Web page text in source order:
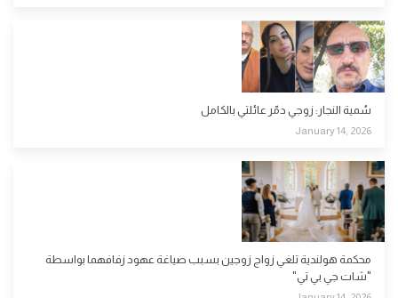
سُمية النجار: زوجي دمّر عائلتي بالكامل
January 14, 2026
محكمة هولندية تلغي زواج زوجين بسبب صياغة عهود زفافهما بواسطة
"شات جي بي تي"